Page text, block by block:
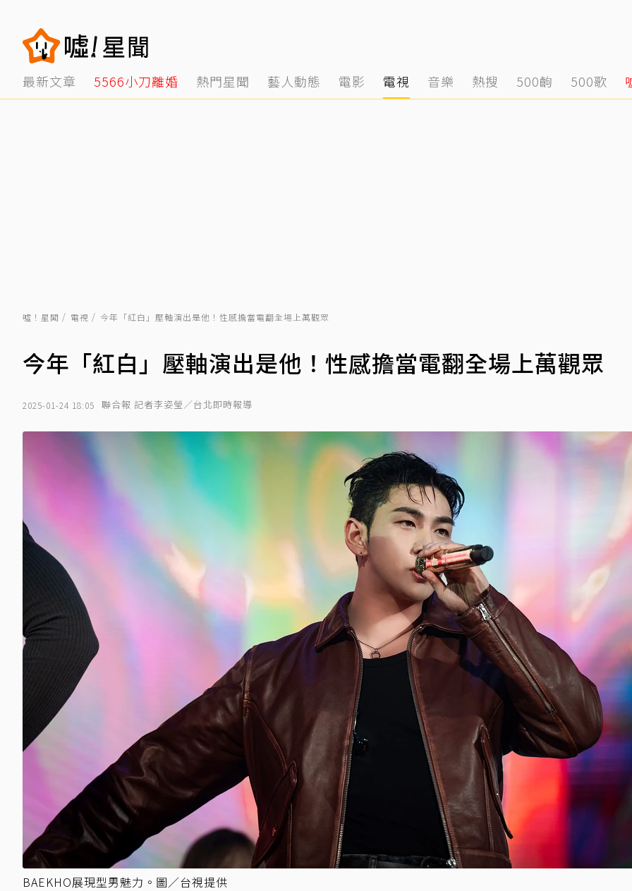
最新文章 5566小刀離婚 熱門星聞 藝人動態 電影 電視 音樂 熱搜 500齣 500歌
噓！星聞 電視 今年「紅白」壓軸演出是他！性感擔當電翻全場上萬觀眾
今年「紅白」壓軸演出是他！性感擔當電翻全場上萬觀眾
2025-01-24 18:05 聯合報 記者李姿瑩／台北即時報導
BAEKHO展現型男魅力。圖／台視提供